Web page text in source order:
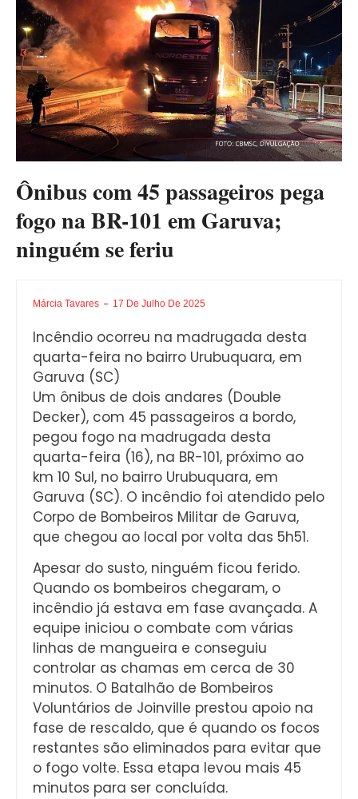
Ônibus com 45 passageiros pega
fogo na BR-101 em Garuva;
ninguém se feriu
Márcia Tavares 17 De Julho De 2025
Incêndio ocorreu na madrugada desta
quarta-feira no bairro Urubuquara, em
Garuva (SC)
Um ônibus de dois andares (Double
Decker), com 45 passageiros a bordo,
pegou fogo na madrugada desta
quarta-feira (16), na BR-101, próximo ao
km 10 Sul, no bairro Urubuquara, em
Garuva (SC). O incêndio foi atendido pelo
Corpo de Bombeiros Militar de Garuva,
que chegou ao local por volta das 5h51.
Apesar do susto, ninguém ficou ferido.
Quando os bombeiros chegaram, o
incêndio já estava em fase avançada. A
equipe iniciou o combate com várias
linhas de mangueira e conseguiu
controlar as chamas em cerca de 30
minutos. O Batalhão de Bombeiros
Voluntários de Joinville prestou apoio na
fase de rescaldo, que é quando os focos
restantes são eliminados para evitar que
o fogo volte. Essa etapa levou mais 45
minutos para ser concluída.